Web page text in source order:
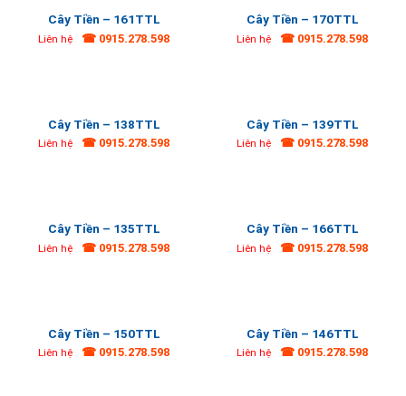
Cây Tiền – 161TTL
Liên hệ ☎ 0915.278.598
Cây Tiền – 170TTL
Liên hệ ☎ 0915.278.598
Cây Tiền – 138TTL
Liên hệ ☎ 0915.278.598
Cây Tiền – 139TTL
Liên hệ ☎ 0915.278.598
Cây Tiền – 135TTL
Liên hệ ☎ 0915.278.598
Cây Tiền – 166TTL
Liên hệ ☎ 0915.278.598
Cây Tiền – 150TTL
Liên hệ ☎ 0915.278.598
Cây Tiền – 146TTL
Liên hệ ☎ 0915.278.598